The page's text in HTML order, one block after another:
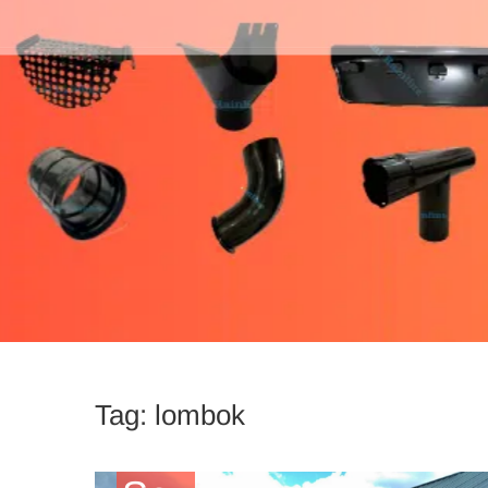
Tag: lombok